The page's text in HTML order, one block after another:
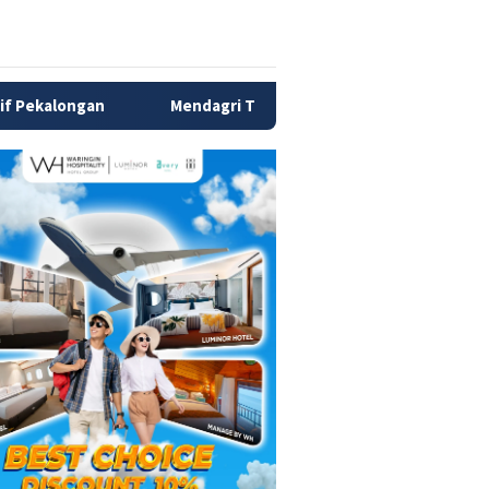
Tito Siapkan Tiga Langkah Atasi Kesulitan Daerah Bayar